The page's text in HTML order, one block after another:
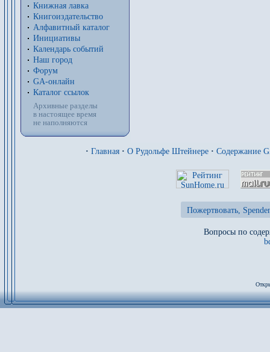
Книжная лавка
Книгоиздательство
Алфавитный каталог
Инициативы
Календарь событий
Наш город
Форум
GA-онлайн
Каталог ссылок
Архивные разделы
в настоящее время
не наполняются
· Главная · О Рудольфе Штейнере · Содержание
Пожертвовать,
Вопросы по